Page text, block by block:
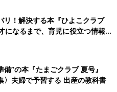
リ！解決する本『ひよこクラブ
なるまで、育児に役立つ情報が
備”の本『たまごクラブ 夏号』
〉夫婦で予習する 出産の教科書